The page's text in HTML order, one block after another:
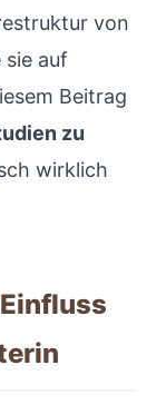
von
auf
Beitrag
zu
wirklich